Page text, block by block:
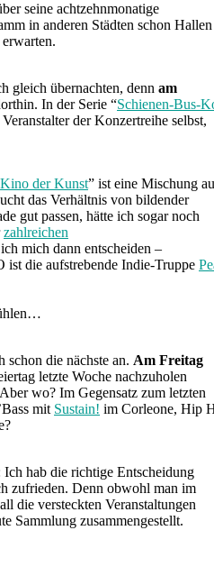
seine achtzehnmonatige
in anderen Städten schon Hallen
gleich übernachten, denn am
In der Serie “Schienen-Bus-
der Konzertreihe selbst,
Kino der Kunst” ist eine Mischung
das Verhältnis von bildender
gut passen, hätte ich sogar noch
zahlreichen
mich dann entscheiden –
die aufstrebende Indie-Truppe
schon die nächste an. Am Freitag
letzte Woche nachzuholen
wo? Im Gegensatz zum letzten
mit Sustain! im Corleone, Hip
hab die richtige Entscheidung
zufrieden. Denn obwohl man im
die versteckten Veranstaltungen
Sammlung zusammengestellt.